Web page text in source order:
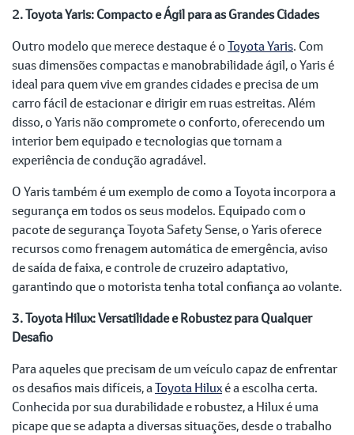
2. Toyota Yaris: Compacto e Ágil para as Grandes Cidades
Outro modelo que merece destaque é oToyota Yaris. Com
suas dimensões compactas e manobrabilidade ágil, o Yaris é
ideal para quem vive em grandes cidades e precisa de um
carro fácil de estacionar e dirigir em ruas estreitas. Além
disso, o Yaris não compromete o conforto, oferecendo um
interior bem equipado e tecnologias que tornam a
experiência de condução agradável.
O Yaris também é um exemplo de como a Toyota incorpora a
segurança em todos os seus modelos. Equipado com o
pacote de segurança Toyota Safety Sense, o Yaris oferece
recursos como frenagem automática de emergência, aviso
de saída de faixa, e controle de cruzeiro adaptativo,
garantindo que o motorista tenha total confiança ao volante.
3. Toyota Hilux: Versatilidade e Robustez para Qualquer
Desafio
Para aqueles que precisam de um veículo capaz de enfrentar
os desafios mais difíceis, aToyota Hiluxé a escolha certa.
Conhecida por sua durabilidade e robustez, a Hilux é uma
picape que se adapta a diversas situações, desde o trabalho